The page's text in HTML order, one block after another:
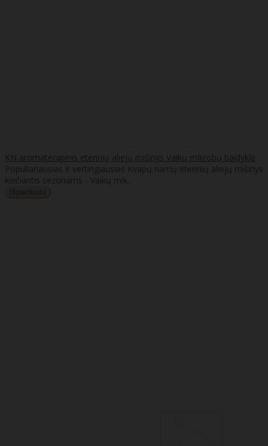
KN aromaterapinis eterinių aliejų mišinys Vaikų mikrobų baidyklė
Populiariausias ir vertingiausias Kvapų namų eterinių aliejų mišinys
keičiantis sezonams - Vaikų mik..